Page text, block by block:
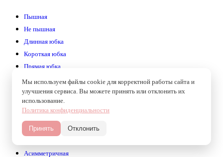
Пышная
Не пышная
Длинная юбка
Короткая юбка
Прямая юбка
Кружевная
С разрезом
Со шлейфом
С драпировкой
Асимметричная
Мы используем файлы cookie для корректной работы сайта и
улучшения сервиса. Вы можете принять или отклонить их
использование.
Политика конфиденциальности
Принять Отклонить